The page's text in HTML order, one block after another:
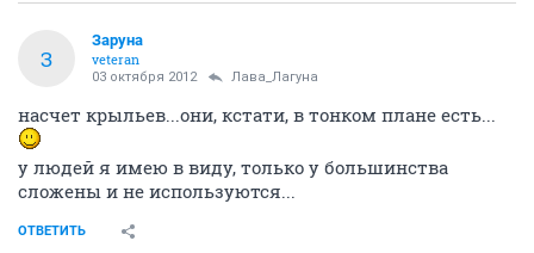
Заруна
03 октября 2012 Marrrka
правильно...и в коллективную медитацию айда
ОТВЕТИТЬ